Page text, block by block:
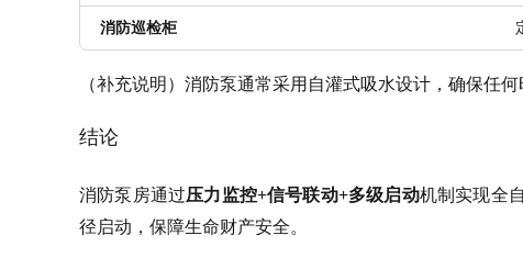
消防巡检柜
（补充说明）消防泵通常采用自灌式吸水设计，确保任
结论
消防泵房通过压力监控+信号联动+多级启动机制实现全
径启动，保障生命财产安全。